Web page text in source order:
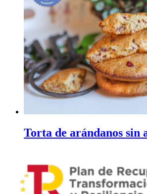
Torta de arándanos sin